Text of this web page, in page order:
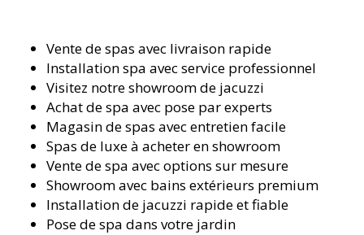
Vente de spas avec livraison rapide
Installation spa avec service professionnel
Visitez notre showroom de jacuzzi
Achat de spa avec pose par experts
Magasin de spas avec entretien facile
Spas de luxe à acheter en showroom
Vente de spa avec options sur mesure
Showroom avec bains extérieurs premium
Installation de jacuzzi rapide et fiable
Pose de spa dans votre jardin